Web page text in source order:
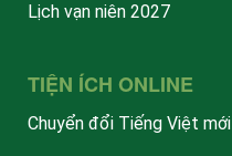
Lịch vạn niên 2027
TIỆN ÍCH ONLINE
Chuyển đổi Tiếng Việt mới